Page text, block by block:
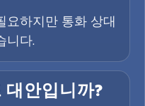
요하지만 통화 상대
니다.
안입니까?